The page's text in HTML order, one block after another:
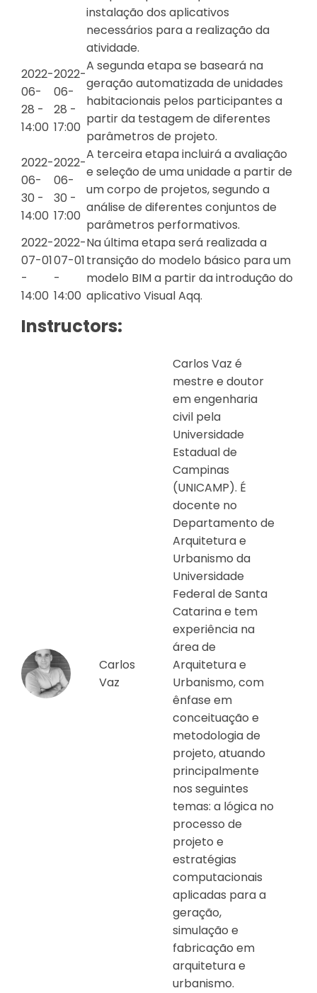
instalação dos aplicativos
necessários para a realização da
atividade.
2022-
06-
28 -
14:00
2022-
06-
28 -
17:00
A segunda etapa se baseará na
geração automatizada de unidades
habitacionais pelos participantes a
partir da testagem de diferentes
parâmetros de projeto.
2022-
06-
30 -
14:00
2022-
06-
30 -
17:00
A terceira etapa incluirá a avaliação
e seleção de uma unidade a partir de
um corpo de projetos, segundo a
análise de diferentes conjuntos de
parâmetros performativos.
2022-
07-01
-
14:00
2022-
07-01
-
14:00
Na última etapa será realizada a
transição do modelo básico para um
modelo BIM a partir da introdução do
aplicativo Visual Aqq.
Instructors:
Carlos
Vaz
Carlos Vaz é
mestre e doutor
em engenharia
civil pela
Universidade
Estadual de
Campinas
(UNICAMP). É
docente no
Departamento de
Arquitetura e
Urbanismo da
Universidade
Federal de Santa
Catarina e tem
experiência na
área de
Arquitetura e
Urbanismo, com
ênfase em
conceituação e
metodologia de
projeto, atuando
principalmente
nos seguintes
temas: a lógica no
processo de
projeto e
estratégias
computacionais
aplicadas para a
geração,
simulação e
fabricação em
arquitetura e
urbanismo.